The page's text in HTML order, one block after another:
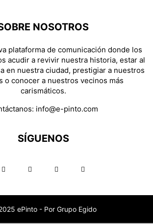
NOSOTROS
plataforma de comunicación donde los
acudir a revivir nuestra historia, estar al
en nuestra ciudad, prestigiar a nuestros
o conocer a nuestros vecinos más
carismáticos.
info@e-pinto.com
SÍGUENOS
ePinto - Por Grupo Egido